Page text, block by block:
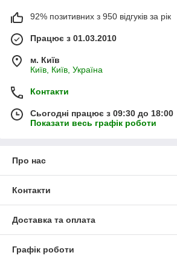
92% позитивних з 950 відгуків за рік
Працює з 01.03.2010
м. Київ
Київ, Київ, Україна
Контакти
Сьогодні працює з 09:30 до 18:00
Показати весь графік роботи
Про нас
Контакти
Доставка та оплата
Графік роботи